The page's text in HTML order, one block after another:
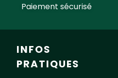
Paiement sécurisé
INFOS
PRATIQUES